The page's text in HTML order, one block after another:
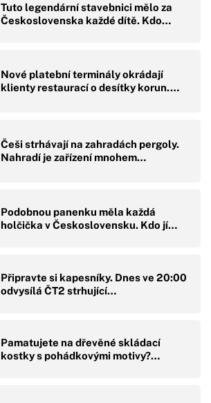
Tuto legendární stavebnici mělo za
Československa každé dítě. Kdo…
Nové platební terminály okrádají
klienty restaurací o desítky korun.…
Češi strhávají na zahradách pergoly.
Nahradí je zařízení mnohem…
Podobnou panenku měla každá
holčička v Československu. Kdo jí…
Připravte si kapesníky. Dnes ve 20:00
odvysílá ČT2 strhující…
Pamatujete na dřevěné skládací
kostky s pohádkovými motivy?…